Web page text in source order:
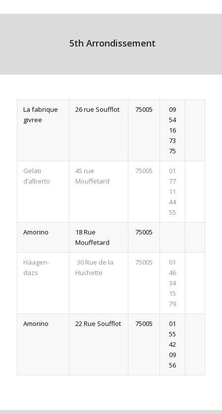
5th Arrondissement
La fabrique
givree
26 rue Soufflot 75005
09
54
16
73
75
Gelati
d’alberto
45 rue
Mouffetard
75005
01
77
11
44
55
Amorino
18 Rue
Mouffetard
75005
Häagen-
dazs
30 Rue de la
Huchette
75005
01
46
34
15
79
Amorino 22 Rue Soufflot 75005
01
55
42
09
56